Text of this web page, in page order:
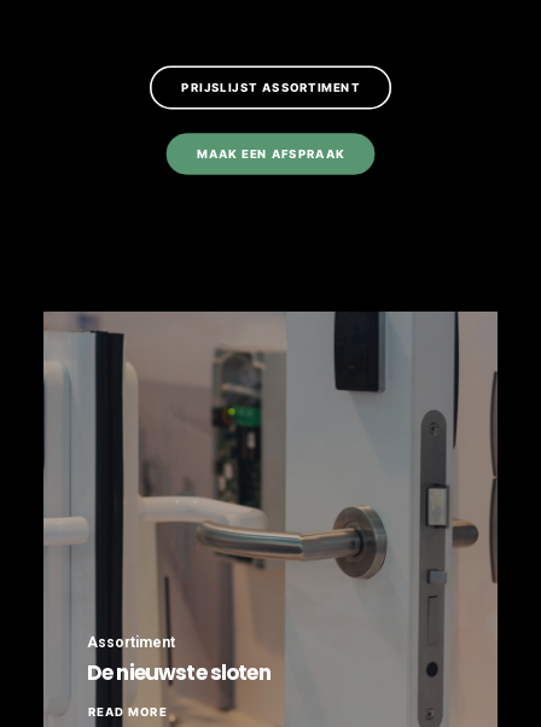
PRIJSLIJST ASSORTIMENT
MAAK EEN AFSPRAAK
Assortiment
De nieuwste sloten
READ MORE